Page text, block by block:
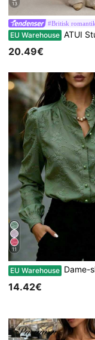
13
#Britisk romantik
EU Warehouse ATUI Studio Dameskjorte med opstået
20.49€
11
EU Warehouse Dame-skjorte i ensfarvet design med blomsterbroderi, lang ærme,
14.42€